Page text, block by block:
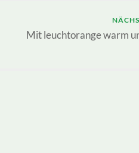
Mit leuchtorange warm